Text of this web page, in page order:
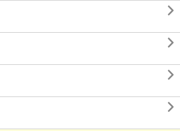



